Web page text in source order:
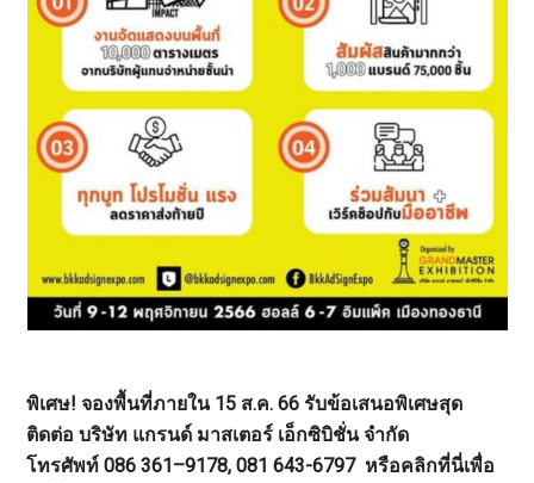
พิเศษ! จองพื้นที่ภายใน 15 ส.ค. 66 รับข้อเสนอพิเศษสุด
ติดต่อ บริษัท แกรนด์ มาสเตอร์ เอ็กซิบิชั่น จำกัด
โทรศัพท์ 086 361–9178, 081 643-6797 หรือคลิกที่นี่เพื่อ